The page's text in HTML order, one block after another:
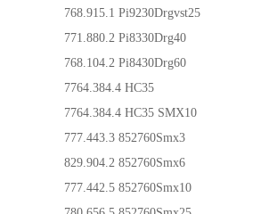
768.915.1 Pi9230Drgvst25
771.880.2 Pi8330Drg40
768.104.2 Pi8430Drg60
7764.384.4 HC35
7764.384.4 HC35 SMX10
777.443.3 852760Smx3
829.904.2 852760Smx6
777.442.5 852760Smx10